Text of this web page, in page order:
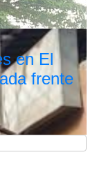
en El
frente